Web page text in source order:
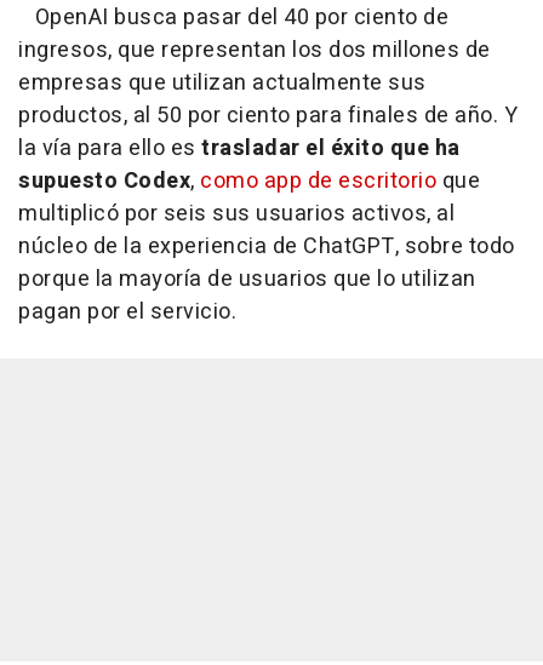
OpenAI busca pasar del 40 por ciento de
ingresos, que representan los dos millones de
empresas que utilizan actualmente sus
productos, al 50 por ciento para finales de año. Y
la vía para ello es trasladar el éxito que ha
supuesto Codex, como app de escritorio que
multiplicó por seis sus usuarios activos, al
núcleo de la experiencia de ChatGPT, sobre todo
porque la mayoría de usuarios que lo utilizan
pagan por el servicio.